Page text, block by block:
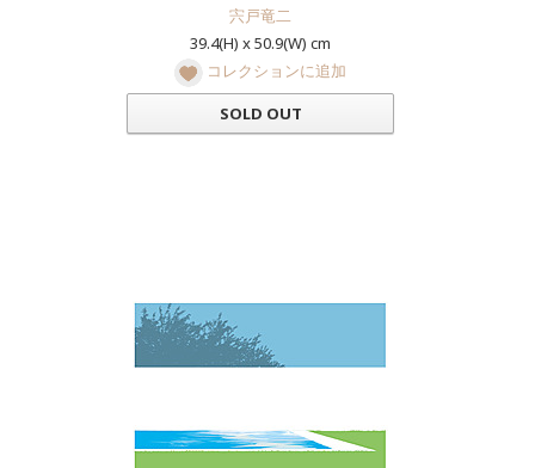
宍戸竜二
39.4(H) x 50.9(W) cm
コレクションに追加
SOLD OUT